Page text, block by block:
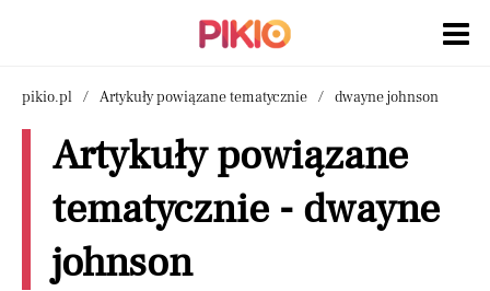
pikio.pl Artykuły powiązane tematycznie dwayne johnson
Artykuły powiązane
tematycznie - dwayne
johnson